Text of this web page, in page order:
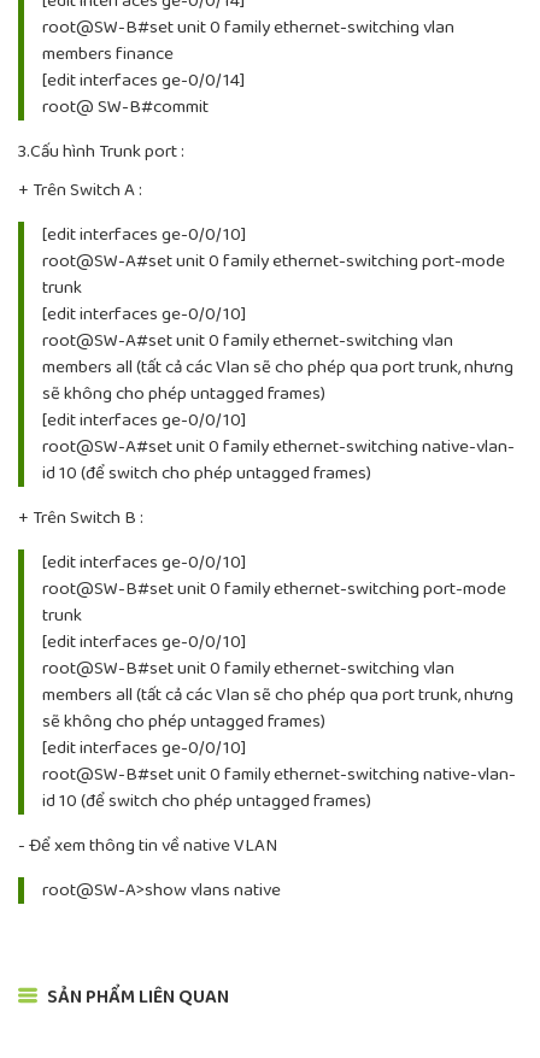
root@SW-B#set unit 0 family ethernet-switching vlan
members finance
[edit interfaces ge-0/0/14]
root@ SW-B#commit
3.Cấu hình Trunk port :
+ Trên Switch A :
[edit interfaces ge-0/0/10]
root@SW-A#set unit 0 family ethernet-switching port-mode
trunk
[edit interfaces ge-0/0/10]
root@SW-A#set unit 0 family ethernet-switching vlan
members all (tất cả các Vlan sẽ cho phép qua port trunk, nhưng
sẽ không cho phép untagged frames)
[edit interfaces ge-0/0/10]
root@SW-A#set unit 0 family ethernet-switching native-vlan-
id 10 (để switch cho phép untagged frames)
+ Trên Switch B :
[edit interfaces ge-0/0/10]
root@SW-B#set unit 0 family ethernet-switching port-mode
trunk
[edit interfaces ge-0/0/10]
root@SW-B#set unit 0 family ethernet-switching vlan
members all (tất cả các Vlan sẽ cho phép qua port trunk, nhưng
sẽ không cho phép untagged frames)
[edit interfaces ge-0/0/10]
root@SW-B#set unit 0 family ethernet-switching native-vlan-
id 10 (để switch cho phép untagged frames)
- Để xem thông tin về native VLAN
root@SW-A>show vlans native
SẢN PHẨM LIÊN QUAN